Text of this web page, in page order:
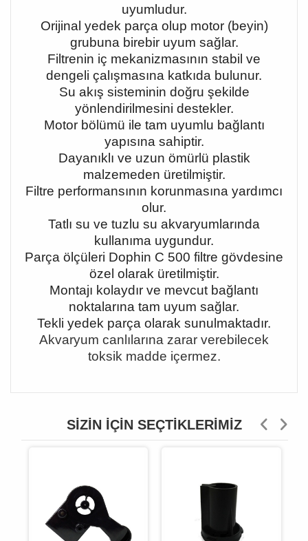
uyumludur.
Orijinal yedek parça olup motor (beyin)
grubuna birebir uyum sağlar.
Filtrenin iç mekanizmasının stabil ve
dengeli çalışmasına katkıda bulunur.
Su akış sisteminin doğru şekilde
yönlendirilmesini destekler.
Motor bölümü ile tam uyumlu bağlantı
yapısına sahiptir.
Dayanıklı ve uzun ömürlü plastik
malzemeden üretilmiştir.
Filtre performansının korunmasına yardımcı
olur.
Tatlı su ve tuzlu su akvaryumlarında
kullanıma uygundur.
Parça ölçüleri Dophin C 500 filtre gövdesine
özel olarak üretilmiştir.
Montajı kolaydır ve mevcut bağlantı
noktalarına tam uyum sağlar.
Tekli yedek parça olarak sunulmaktadır.
Akvaryum canlılarına zarar verebilecek
toksik madde içermez.
SIZIN İÇIN SEÇTIKLERIMIZ